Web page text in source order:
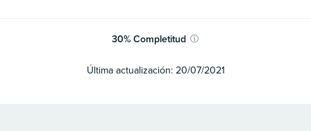
30%Completitud ⓘ
Última actualización: 20/07/2021